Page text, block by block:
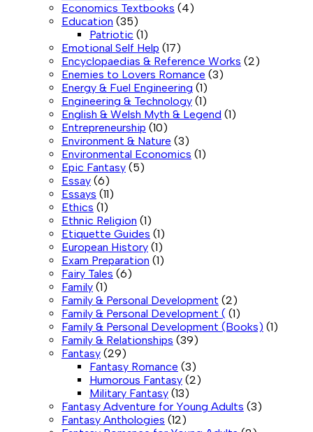
Economics Textbooks (4)
Education (35)
Patriotic (1)
Emotional Self Help (17)
Encyclopaedias & Reference Works (2)
Enemies to Lovers Romance (3)
Energy & Fuel Engineering (1)
Engineering & Technology (1)
English & Welsh Myth & Legend (1)
Entrepreneurship (10)
Environment & Nature (3)
Environmental Economics (1)
Epic Fantasy (5)
Essay (6)
Essays (11)
Ethics (1)
Ethnic Religion (1)
Etiquette Guides (1)
European History (1)
Exam Preparation (1)
Fairy Tales (6)
Family (1)
Family & Personal Development (2)
Family & Personal Development ( (1)
Family & Personal Development (Books) (1)
Family & Relationships (39)
Fantasy (29)
Fantasy Romance (3)
Humorous Fantasy (2)
Military Fantasy (13)
Fantasy Adventure for Young Adults (3)
Fantasy Anthologies (12)